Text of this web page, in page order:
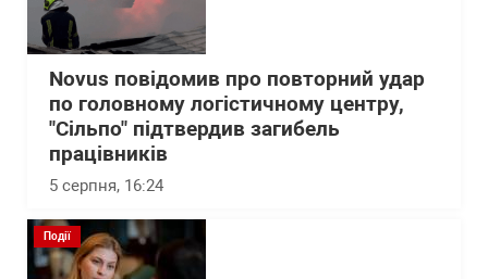
Novus повідомив про повторний удар
по головному логістичному центру,
"Сільпо" підтвердив загибель
працівників
5 серпня, 16:24
Події